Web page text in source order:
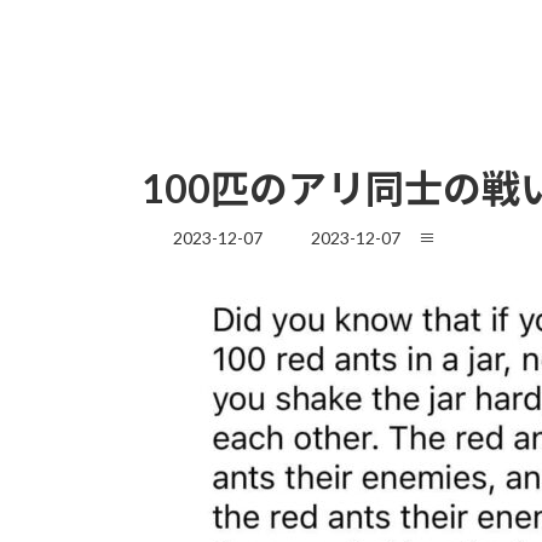
100匹のアリ同士の戦
2023-12-07
最
新
日
時
2023-12-07 ≡